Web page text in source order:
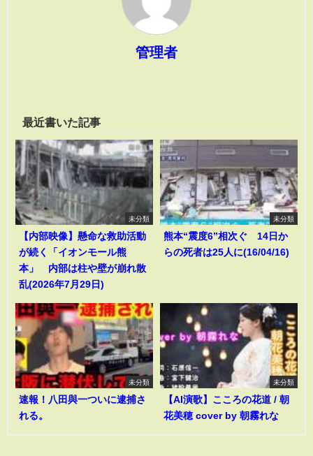
管理者
最近書いた記事
未分類
【内部映像】懸命な救助活動
が続く「イオンモール熊
本」 内部は柱や壁が崩れ散
乱(2026年7月29日)
未分類
熊本“震度6”相次ぐ 14日か
らの死者は25人に(16/04/16)
未分類
速報！八田與一ついに逮捕さ
れる。
未分類
【AI演歌】こころの花道 / 朝
花美穂 cover by 朝霧れな